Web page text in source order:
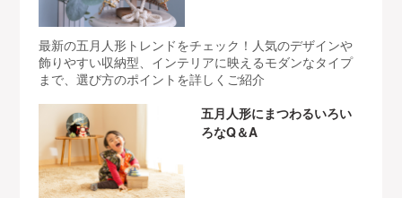
最新の五月人形トレンドをチェック！人気のデザインや
飾りやすい収納型、インテリアに映えるモダンなタイプ
まで、選び方のポイントを詳しくご紹介
五月人形にまつわるいろい
ろなQ＆A